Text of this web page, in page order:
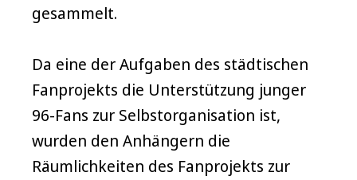
gesammelt.
Da eine der Aufgaben des städtischen
Fanprojekts die Unterstützung junger
96-Fans zur Selbstorganisation ist,
wurden den Anhängern die
Räumlichkeiten des Fanprojekts zur